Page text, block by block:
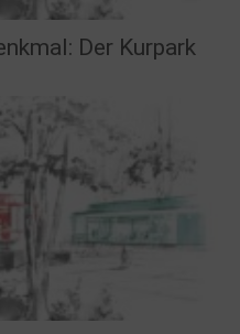
Der Kurpark